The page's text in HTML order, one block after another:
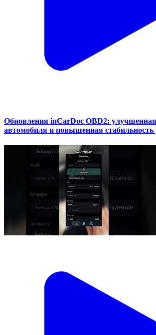
Обновления inCarDoc OBD2: улучшенная
автомобиля и повышенная стабильность